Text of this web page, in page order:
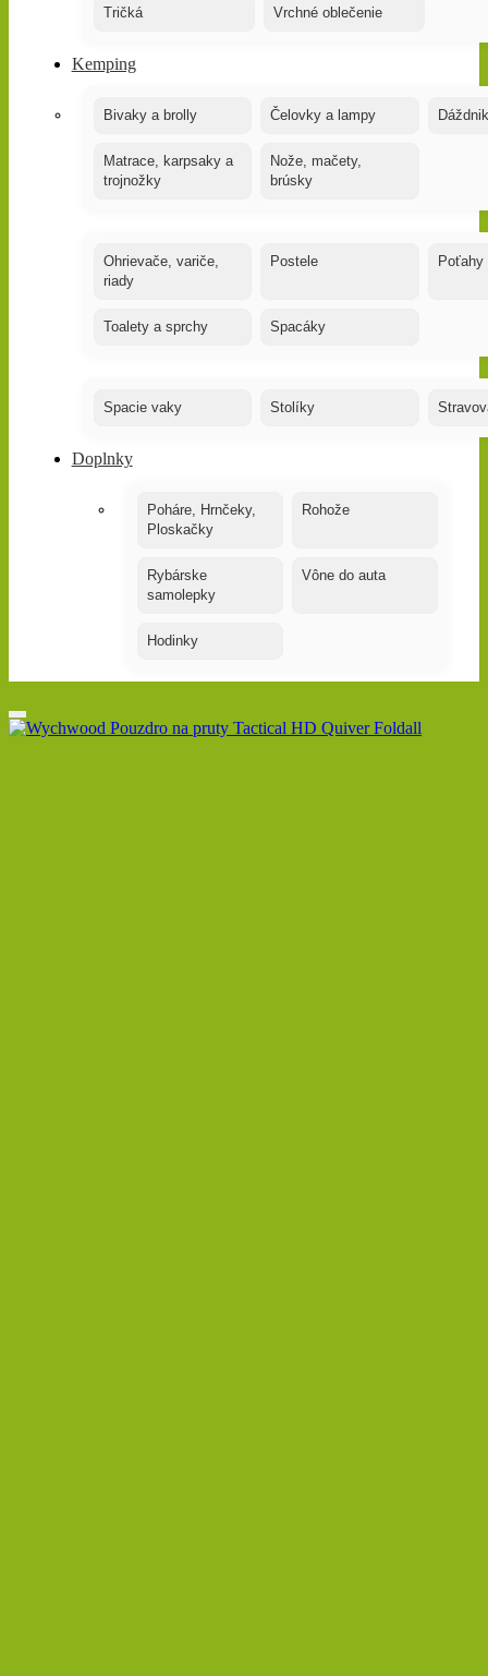
Tričká Vrchné oblečenie
Kemping
Bivaky a brolly Čelovky a lampy
Matrace, karpsaky a
trojnožky
Nože, mačety,
brúsky
Ohrievače, variče,
riady
Postele Poťahy
Toalety a sprchy Spacáky
Spacie vaky Stolíky
Doplnky
Poháre, Hrnčeky,
Ploskačky
Rohože
Rybárske
samolepky
Vône do auta
Hodinky